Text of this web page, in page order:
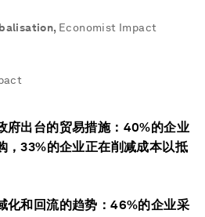
, Economist Impact
府出台的贸易措施：40%的企业
，33%的企业正在削减成本以抵
化和回流的趋势：46%的企业采